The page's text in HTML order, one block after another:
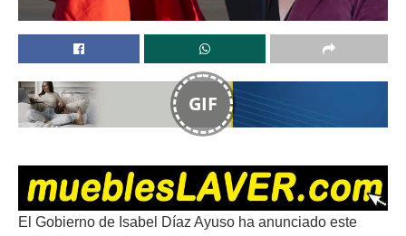
GIF
El Gobierno de Isabel Díaz Ayuso ha anunciado este